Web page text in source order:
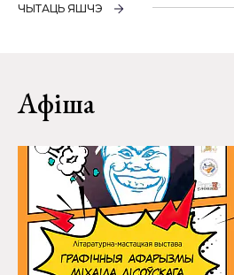
ЧЫТАЦЬ ЯШЧЭ
Афіша